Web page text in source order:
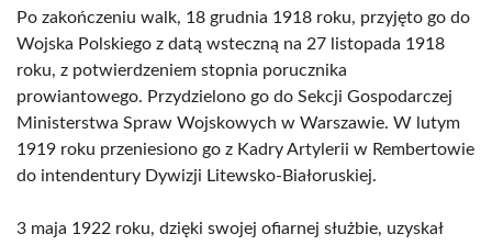
Po zakończeniu walk, 18 grudnia 1918 roku, przyjęto go do
Wojska Polskiego z datą wsteczną na 27 listopada 1918
roku, z potwierdzeniem stopnia porucznika
prowiantowego. Przydzielono go do Sekcji Gospodarczej
Ministerstwa Spraw Wojskowych w Warszawie. W lutym
1919 roku przeniesiono go z Kadry Artylerii w Rembertowie
do intendentury Dywizji Litewsko-Białoruskiej.
3 maja 1922 roku, dzięki swojej ofiarnej służbie, uzyskał